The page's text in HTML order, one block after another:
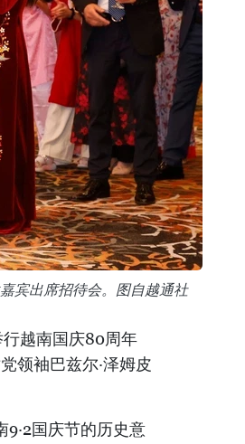
宾出席招待会。图自越通社
越南国庆80周年
领袖巴兹尔·泽姆皮
国庆节的历史意